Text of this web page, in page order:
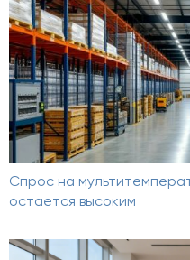
Спрос на
остается высоким